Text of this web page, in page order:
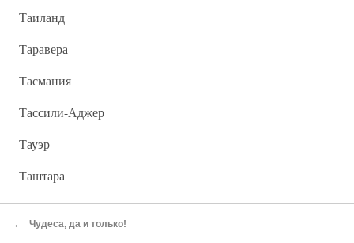
Таиланд
Таравера
Тасмания
Тассили-Аджер
Тауэр
Таштара
Темза
← Чудеса, да и только!